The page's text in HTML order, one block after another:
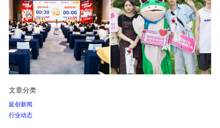
文章分类
延创新闻
行业动态